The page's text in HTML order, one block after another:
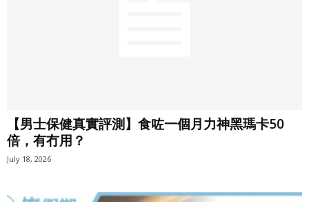
【男士保健真實評測】食咗一個月力神黑瑪卡50
倍，有冇用？
July 18, 2026